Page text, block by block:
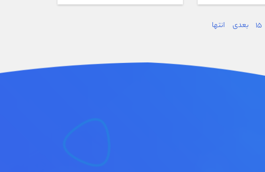
15 بعدی انتها